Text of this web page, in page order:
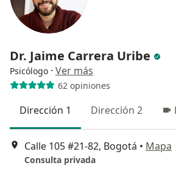
Dr. Jaime Carrera Uribe
Psicólogo · Ver más
62 opiniones
Dirección 1 Dirección 2
Calle 105 #21-82, Bogotá • Mapa
Consulta privada